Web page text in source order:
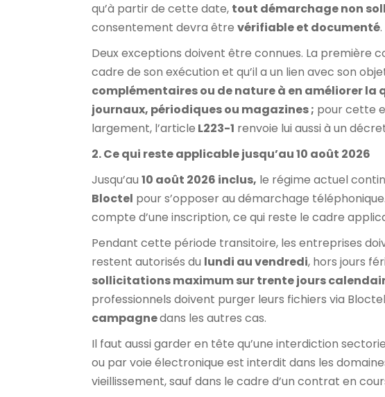
qu’à partir de cette date, tout démarchage non
consentement devra être vérifiable et documenté
Deux exceptions doivent être connues. La première
cadre de son exécution et qu’il a un lien avec son
complémentaires ou de nature à en améliorer la
journaux, périodiques ou magazines ; pour cette
largement, l’article L223-1 renvoie lui aussi à un
2. Ce qui reste applicable jusqu’au 10 août 2026
Jusqu’au 10 août 2026 inclus, le régime actuel
Bloctel pour s’opposer au démarchage
compte d’une inscription, ce qui reste le cadre
Pendant cette période transitoire, les entreprises
restent autorisés du lundi au vendredi, hors jours
sollicitations maximum sur trente jours
professionnels doivent purger leurs fichiers via Bloctel
campagnedans les autres cas.
Il faut aussi garder en tête qu’une interdiction
ou par voie électronique est interdit dans les
vieillissement, sauf dans le cadre d’un contrat en